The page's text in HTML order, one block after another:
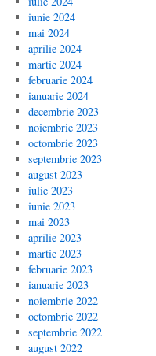
iunie 2024
mai 2024
aprilie 2024
martie 2024
februarie 2024
ianuarie 2024
decembrie 2023
noiembrie 2023
octombrie 2023
septembrie 2023
august 2023
iulie 2023
iunie 2023
mai 2023
aprilie 2023
martie 2023
februarie 2023
ianuarie 2023
noiembrie 2022
octombrie 2022
septembrie 2022
august 2022